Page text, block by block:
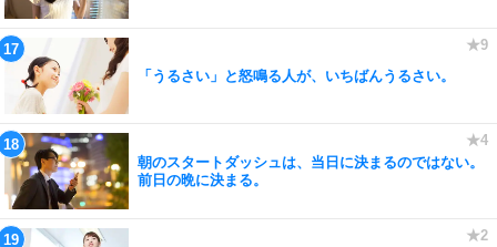
「うるさい」と怒鳴る人が、いちばんうるさい。
朝のスタートダッシュは、当日に決まるのではない。
前日の晩に決まる。